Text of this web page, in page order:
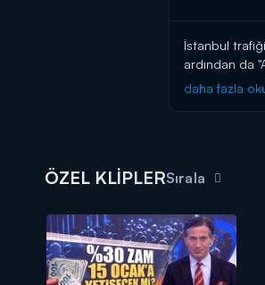
İstanbul
ardından da
Kanal D
daha fazla
ÖZEL KLİPLERSırala